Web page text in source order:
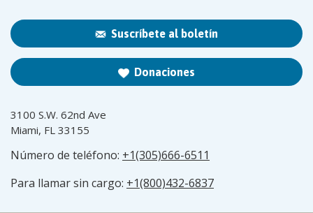
Suscríbete al boletín
Donaciones
3100 S.W. 62nd Ave
Miami, FL 33155
Número de teléfono: +1(305)666-6511
Para llamar sin cargo: +1(800)432-6837